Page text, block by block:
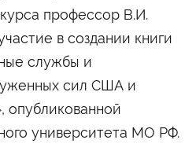
заочная форма обучения
профессор В.И.
в создании книги
службы и
сил США и
опубликованной
университета МО РФ.